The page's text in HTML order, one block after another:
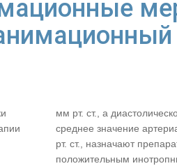
мм рт. ст., а
среднее значение
рт. ст., назначают
положительным